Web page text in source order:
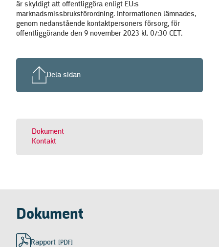
är skyldigt att offentliggöra enligt EU:s
marknadsmissbruksförordning. Informationen lämnades,
genom nedanstående kontaktpersoners försorg, för
offentliggörande den 9 november 2023 kl. 07:30 CET.
Dela sidan
Dokument
Kontakt
Dokument
Rapport [PDF]